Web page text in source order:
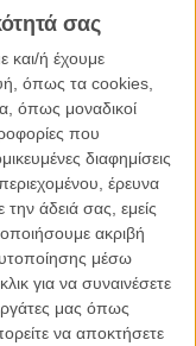
σας
και/ή έχουμε
όπως τα cookies,
όπως μοναδικοί
που
διαφημίσεις
έρευνα
την άδειά σας, εμείς
ακριβή
μέσω
για να συναινέσετε
μας όπως
να αποκτήσετε
Μπονγκ Τζουν-χο και
Σουίντον, ο
η μικρή Αν Σέο Χιουν,
με την ταινία.